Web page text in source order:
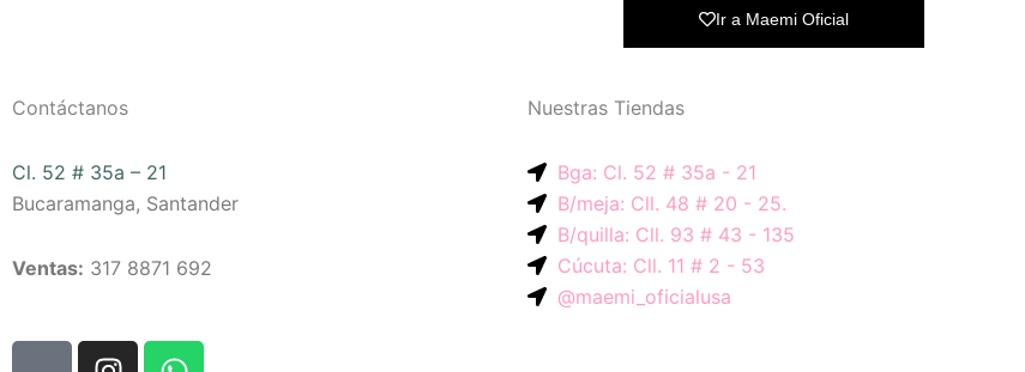
Ir a Maemi Oficial
Contáctanos
Cl. 52 # 35a – 21
Bucaramanga, Santander
Ventas: 317 8871 692
W
I
W
Nuestras Tiendas
Bga: Cl. 52 # 35a - 21
B/meja: Cll. 48 # 20 - 25.
B/quilla: Cll. 93 # 43 - 135
Cúcuta: Cll. 11 # 2 - 53
@maemi_oficialusa